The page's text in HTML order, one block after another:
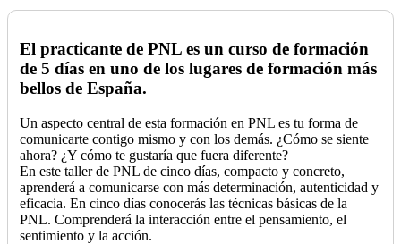
El practicante de PNL es un curso de formación
de 5 días en uno de los lugares de formación más
bellos de España.
Un aspecto central de esta formación en PNL es tu forma de
comunicarte contigo mismo y con los demás. ¿Cómo se siente
ahora? ¿Y cómo te gustaría que fuera diferente?
En este taller de PNL de cinco días, compacto y concreto,
aprenderá a comunicarse con más determinación, autenticidad y
eficacia. En cinco días conocerás las técnicas básicas de la
PNL. Comprenderá la interacción entre el pensamiento, el
sentimiento y la acción.